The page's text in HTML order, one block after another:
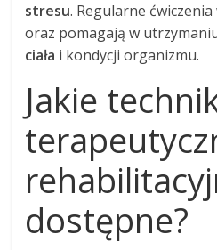
stresu. Regularne
oraz pomagają w
ciała i kondycji organizmu.
Jakie
dostępne?